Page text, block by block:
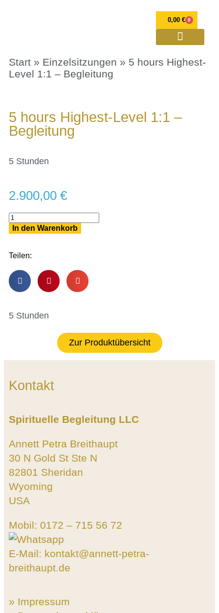
0,00€ 0
Start » Einzelsitzungen » 5 hours Highest-
Level 1:1 – Begleitung
5 hours Highest-Level 1:1 –
Begleitung
5 Stunden
2.900,00 €
In den Warenkorb
Teilen:
5 Stunden
Zur Produktübersicht
Kontakt
Spirituelle Begleitung LLC
Annett Petra Breithaupt
30 N Gold St Ste N
82801 Sheridan
Wyoming
USA
Mobil: 0172 – 715 56 72
E-Mail: kontakt@annett-petra-
breithaupt.de
» Impressum